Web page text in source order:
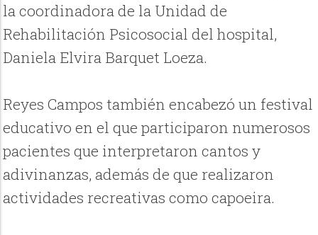
la coordinadora de la Unidad de
Rehabilitación Psicosocial del hospital,
Daniela Elvira Barquet Loeza.
Reyes Campos también encabezó un festival
educativo en el que participaron numerosos
pacientes que interpretaron cantos y
adivinanzas, además de que realizaron
actividades recreativas como capoeira.